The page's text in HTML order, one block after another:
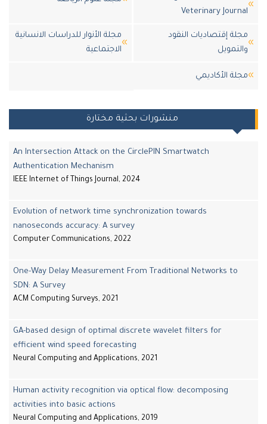
Veterinary
إقتصاديات النقود
مجلة الأنوار للدراسات الانسانية
الاجتماعية
اﻷكاديمي
منشورات بحثية مختارة
An Intersection Attack on the CirclePIN Smartwatch
Authentication Mechanism
IEEE Internet of Things Journal, 2024
Evolution of network time synchronization towards
nanoseconds accuracy: A survey
Computer Communications, 2022
One-Way Delay Measurement From Traditional Networks to
SDN: A Survey
ACM Computing Surveys, 2021
GA-based design of optimal discrete wavelet filters for
efficient wind speed forecasting
Neural Computing and Applications, 2021
Human activity recognition via optical flow: decomposing
activities into basic actions
Neural Computing and Applications, 2019